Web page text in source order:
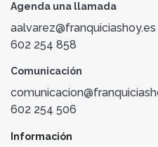
Agenda una llamada
aalvarez@franquiciashoy.es
602 254 858
Comunicación
602 254 506
Información